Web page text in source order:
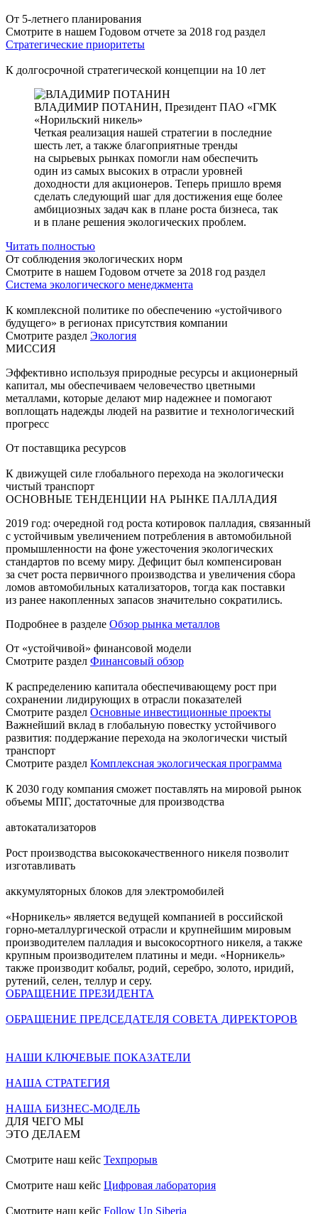
От 5-летнего планирования
Смотрите в нашем Годовом отчете за 2018 год раздел
Стратегические приоритеты
К долгосрочной стратегической концепции на 10 лет
ВЛАДИМИР ПОТАНИН, Президент ПАО «ГМК
«Норильский никель»
Четкая реализация нашей стратегии в последние
шесть лет, а также благоприятные тренды
на сырьевых рынках помогли нам обеспечить
один из самых высоких в отрасли уровней
доходности для акционеров. Теперь пришло время
сделать следующий шаг для достижения еще более
амбициозных задач как в плане роста бизнеса, так
и в плане решения экологических проблем.
Читать полностью
От соблюдения экологических норм
Смотрите в нашем Годовом отчете за 2018 год раздел
Система экологического менеджмента
К комплексной политике по обеспечению «устойчивого
будущего» в регионах присутствия компании
Смотрите раздел Экология
МИССИЯ
Эффективно используя природные ресурсы и акционерный
капитал, мы обеспечиваем человечество цветными
металлами, которые делают мир надежнее и помогают
воплощать надежды людей на развитие и технологический
прогресс
От поставщика ресурсов
К движущей силе глобального перехода на экологически
чистый транспорт
ОСНОВНЫЕ ТЕНДЕНЦИИ НА РЫНКЕ ПАЛЛАДИЯ
2019 год: очередной год роста котировок палладия, связанный
с устойчивым увеличением потребления в автомобильной
промышленности на фоне ужесточения экологических
стандартов по всему миру. Дефицит был компенсирован
за счет роста первичного производства и увеличения сбора
ломов автомобильных катализаторов, тогда как поставки
из ранее накопленных запасов значительно сократились.
Подробнее в разделе Обзор рынка металлов
От «устойчивой» финансовой модели
Смотрите раздел Финансовый обзор
К распределению капитала обеспечивающему рост при
сохранении лидирующих в отрасли показателей
Смотрите раздел Основные инвестиционные проекты
Важнейший вклад в глобальную повестку устойчивого
развития: поддержание перехода на экологически чистый
транспорт
Смотрите раздел Комплексная экологическая программа
К 2030 году компания сможет поставлять на мировой рынок
объемы МПГ, достаточные для производства
автокатализаторов
Рост производства высококачественного никеля позволит
изготавливать
аккумуляторных блоков для электромобилей
«Норникель» является ведущей компанией в российской
горно-металлургической отрасли и крупнейшим мировым
производителем палладия и высокосортного никеля, а также
крупным производителем платины и меди. «Норникель»
также производит кобальт, родий, серебро, золото, иридий,
рутений, селен, теллур и серу.
ОБРАЩЕНИЕ ПРЕЗИДЕНТА
ОБРАЩЕНИЕ ПРЕДСЕДАТЕЛЯ СОВЕТА ДИРЕКТОРОВ
НАШИ КЛЮЧЕВЫЕ ПОКАЗАТЕЛИ
НАША СТРАТЕГИЯ
НАША БИЗНЕС-МОДЕЛЬ
ДЛЯ ЧЕГО МЫ
ЭТО ДЕЛАЕМ
Смотрите наш кейс Техпрорыв
Смотрите наш кейс Цифровая лаборатория
Смотрите наш кейс Follow Up Siberia